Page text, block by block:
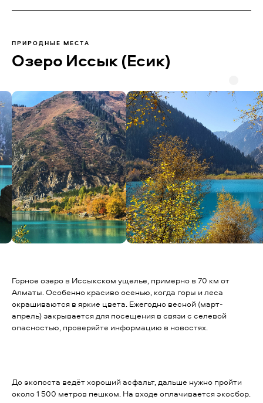
Озеро Иссык (Есик)
ПРИРОДНЫЕ МЕСТА
Горное озеро в Иссыкском ущелье, примерно в 70 км от
Алматы. Особенно красиво осенью, когда горы и леса
окрашиваются в яркие цвета. Ежегодно весной (март-
апрель) закрывается для посещения в связи с селевой
опасностью, проверяйте информацию в новостях.
До экопоста ведёт хороший асфальт, дальше нужно пройти
около 1 500 метров пешком. На входе оплачивается экосбор.